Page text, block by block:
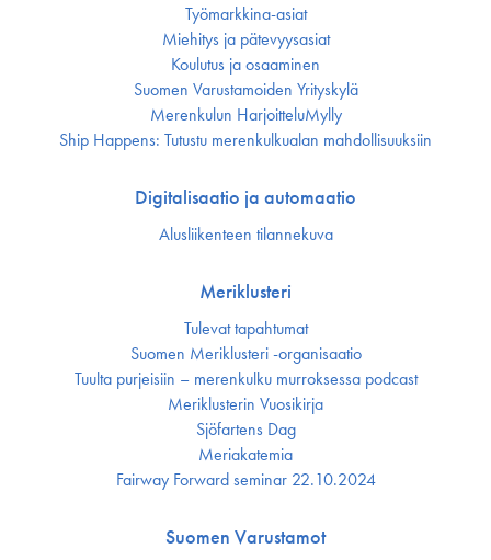
Työmarkkina-asiat
Miehitys ja pätevyys­asiat
Koulutus ja osaaminen
Suomen Varustamoiden Yrityskylä
Merenkulun HarjoitteluMylly
Ship Happens: Tutustu merenkulkualan mahdollisuuksiin
Digitalisaatio ja automaatio
Alusliikenteen tilannekuva
Meriklusteri
Tulevat tapahtumat
Suomen Meriklusteri -organisaatio
Tuulta purjeisiin – merenkulku murroksessa podcast
Meriklusterin Vuosikirja
Sjöfartens Dag
Meriakatemia
Fairway Forward seminar 22.10.2024
Suomen Varustamot